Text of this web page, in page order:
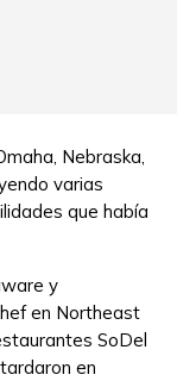
Nebraska,
varias
que había
y
en Northeast
SoDel
en